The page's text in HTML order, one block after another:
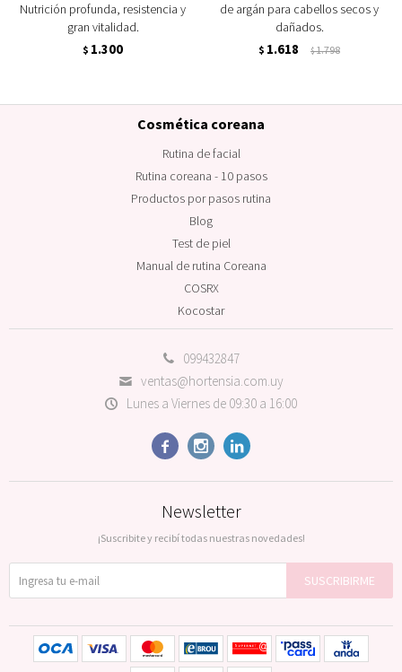
Nutrición profunda, resistencia y
gran vitalidad.
$ 1.300
de argán para cabellos secos y
dañados.
$ 1.618 $1.798
099432847
ventas@hortensia.com.uy
Lunes a Viernes de 09:30 a 16:00
  
Cosmética coreana
Rutina de facial
Rutina coreana - 10 pasos
Productos por pasos rutina
Blog
Test de piel
Manual de rutina Coreana
COSRX
Kocostar
Newsletter
¡Suscribite y recibí todas nuestras novedades!
SUSCRIBIRME